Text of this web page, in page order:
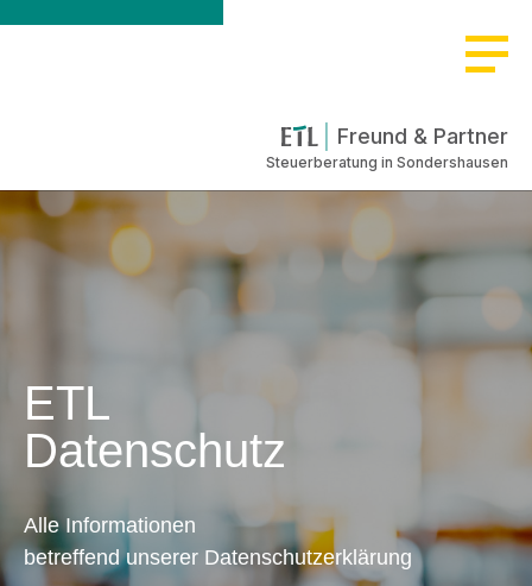
Freund & Partner
Steuerberatung in Sondershausen
ETL
Datenschutz
Alle Informationen
betreffend unserer Datenschutzerklärung